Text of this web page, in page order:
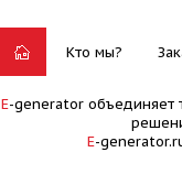
Кто мы?
E-generator объединяет
E-